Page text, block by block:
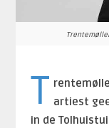
T artiest
in de